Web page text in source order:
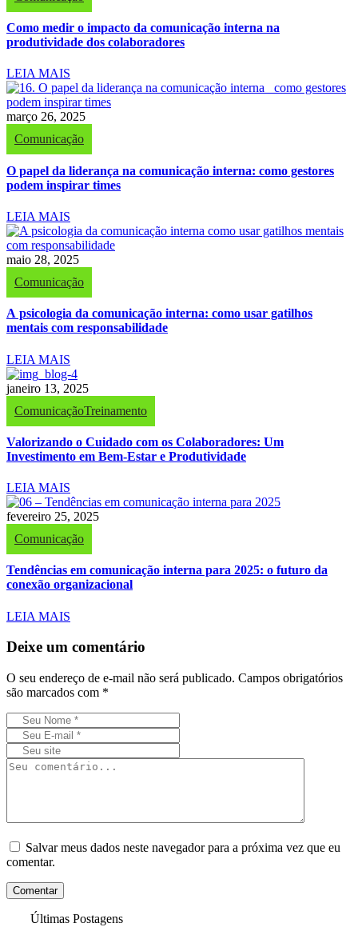
Como medir o impacto da comunicação interna na
produtividade dos colaboradores
LEIA MAIS
março 26, 2025
Comunicação
O papel da liderança na comunicação interna: como gestores
podem inspirar times
LEIA MAIS
maio 28, 2025
Comunicação
A psicologia da comunicação interna: como usar gatilhos
mentais com responsabilidade
LEIA MAIS
janeiro 13, 2025
ComunicaçãoTreinamento
Valorizando o Cuidado com os Colaboradores: Um
Investimento em Bem-Estar e Produtividade
LEIA MAIS
fevereiro 25, 2025
Comunicação
Tendências em comunicação interna para 2025: o futuro da
conexão organizacional
LEIA MAIS
Deixe um comentário
O seu endereço de e-mail não será publicado. Campos obrigatórios
são marcados com *
Salvar meus dados neste navegador para a próxima vez que eu
comentar.
Comentar
Últimas Postagens